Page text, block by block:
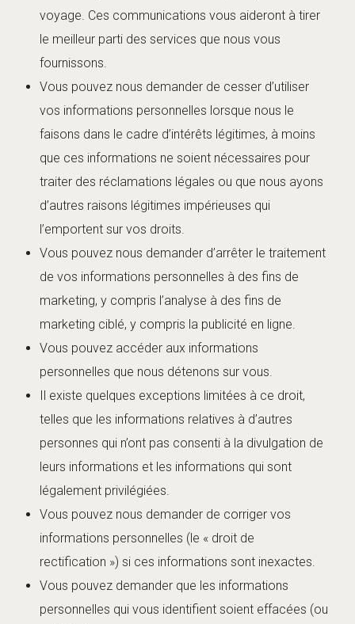
voyage. Ces communications vous aideront à tirer
le meilleur parti des services que nous vous
fournissons.
Vous pouvez nous demander de cesser d’utiliser
vos informations personnelles lorsque nous le
faisons dans le cadre d’intérêts légitimes, à moins
que ces informations ne soient nécessaires pour
traiter des réclamations légales ou que nous ayons
d’autres raisons légitimes impérieuses qui
l’emportent sur vos droits.
Vous pouvez nous demander d’arrêter le traitement
de vos informations personnelles à des fins de
marketing, y compris l’analyse à des fins de
marketing ciblé, y compris la publicité en ligne.
Vous pouvez accéder aux informations
personnelles que nous détenons sur vous.
Il existe quelques exceptions limitées à ce droit,
telles que les informations relatives à d’autres
personnes qui n’ont pas consenti à la divulgation de
leurs informations et les informations qui sont
légalement privilégiées.
Vous pouvez nous demander de corriger vos
informations personnelles (le « droit de
rectification ») si ces informations sont inexactes.
Vous pouvez demander que les informations
personnelles qui vous identifient soient effacées (ou